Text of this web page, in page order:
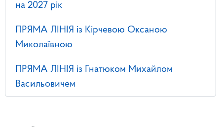
на 2027 рік
ПРЯМА ЛІНІЯ із Кірчевою Оксаною
Миколаївною
ПРЯМА ЛІНІЯ із Гнатюком Михайлом
Васильовичем